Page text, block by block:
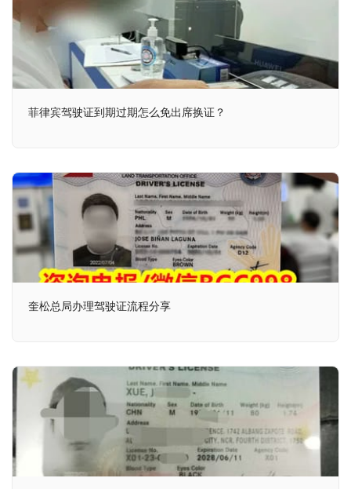
菲律宾驾驶证到期过期怎么免出席换证？
奎松总局办理驾驶证流程分享